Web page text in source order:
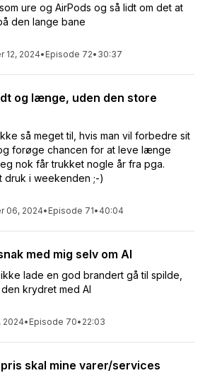
ure og AirPods og så lidt om det at
den lange bane
12, 2024• Episode 72• 30:37
og længe, uden den store
så meget til, hvis man vil forbedre sit
forøge chancen for at leve længe
nok får trukket nogle år fra pga.
druk i weekenden ;-)
06, 2024• Episode 71• 40:04
med mig selv om AI
lade en god brandert gå til spilde,
krydret med AI
2024• Episode 70• 22:03
skal mine varer/services